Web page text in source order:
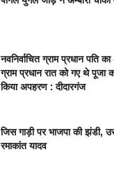
नवनिर्वाचित ग्राम प्रधान पति
ग्राम प्रधान रात को गए थे पूजा
किया अपहरण : दीदारगंज
जिस गाड़ी पर भाजपा की झंडी,
रमाकांत यादव